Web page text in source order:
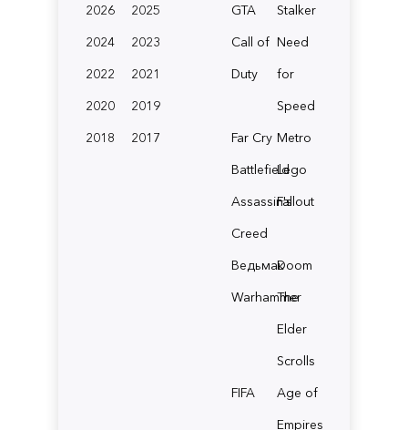
2026
2025
2024
2023
2022
2021
2020
2019
2018
2017
GTA
Stalker
Call of
Duty
Need
for
Speed
Far Cry Metro
BattlefieldLego
Assassin's
Creed
Fallout
ВедьмакDoom
Warhammer
The
Elder
Scrolls
FIFA
Age of
Empires